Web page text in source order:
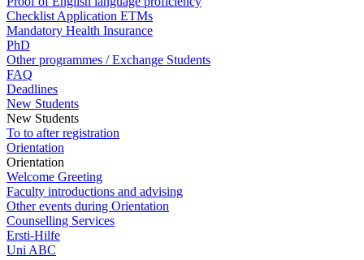
Checklist Application ETMs
Mandatory Health Insurance
PhD
Other programmes / Exchange Students
FAQ
Deadlines
New Students
New Students
To to after registration
Orientation
Orientation
Welcome Greeting
Faculty introductions and advising
Other events during Orientation
Counselling Services
Ersti-Hilfe
Uni ABC